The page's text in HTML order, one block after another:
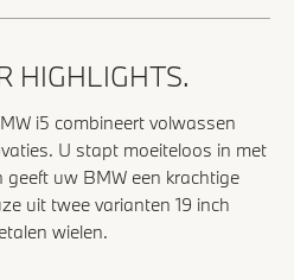
HIGHLIGHTS.
i5 combineert volwassen
U stapt moeiteloos in met
geeft uw BMW een krachtige
uit twee varianten 19 inch
wielen.